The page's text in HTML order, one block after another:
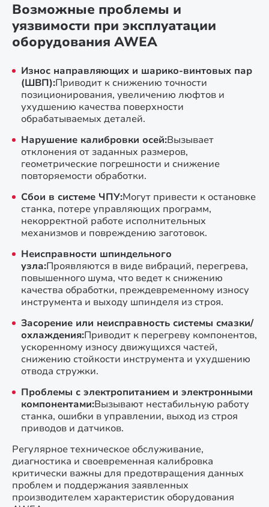
Возможные проблемы и
уязвимости при эксплуатации
оборудования AWEA
Износ направляющих и шарико-винтовых пар
(ШВП):Приводит к снижению точности
позиционирования, увеличению люфтов и
ухудшению качества поверхности
обрабатываемых деталей.
Нарушение калибровки осей:Вызывает
отклонения от заданных размеров,
геометрические погрешности и снижение
повторяемости обработки.
Сбои в системе ЧПУ:Могут привести к остановке
станка, потере управляющих программ,
некорректной работе исполнительных
механизмов и повреждению заготовок.
Неисправности шпиндельного
узла:Проявляются в виде вибраций, перегрева,
повышенного шума, что ведет к снижению
качества обработки, преждевременному износу
инструмента и выходу шпинделя из строя.
Засорение или неисправность системы смазки/
охлаждения:Приводит к перегреву компонентов,
ускоренному износу движущихся частей,
снижению стойкости инструмента и ухудшению
отвода стружки.
Проблемы с электропитанием и электронными
компонентами:Вызывают нестабильную работу
станка, ошибки в управлении, выход из строя
приводов и датчиков.
Регулярное техническое обслуживание,
диагностика и своевременная калибровка
критически важны для предотвращения данных
проблем и поддержания заявленных
производителем характеристик оборудования